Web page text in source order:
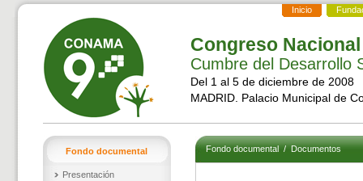
Inicio
Congreso
Cumbre del Desarrollo
Del 1 al 5 de diciembre de 2008
MADRID. Palacio Municipal de
Fondo documental
Presentación
Fondo documental/Documentos